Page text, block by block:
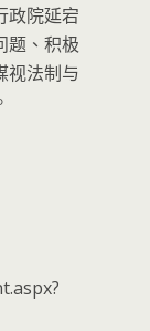
政院延宕
题、积极
视法制与